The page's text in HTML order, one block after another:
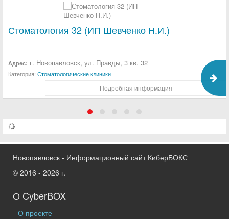
Стоматология 32 (ИП Шевченко Н.И.)
Адрес: г. Новопавловск, ул. Правды, 3 кв. 32
Категория: Стоматологические клиники
Подробная информация
Новопавловск - Информационный сайт КиберБОКС
© 2016 - 2026 г.
О CyberBOX
О проекте